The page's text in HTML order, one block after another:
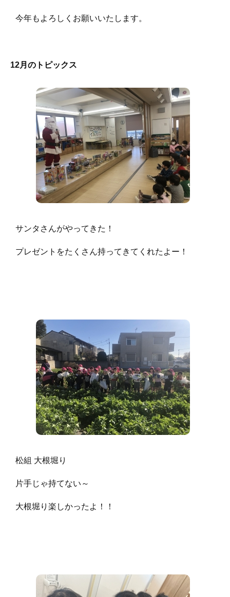
今年もよろしくお願いいたします。
12月のトピックス
サンタさんがやってきた！
プレゼントをたくさん持ってきてくれたよー！
松組 大根堀り
片手じゃ持てない～
大根堀り楽しかったよ！！